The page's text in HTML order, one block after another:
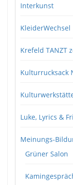
Interkunst
KleiderWechsel
Krefeld TANZT
Kulturrucksack
Luke, Lyrics &
Meinungs-
Grüner Salon